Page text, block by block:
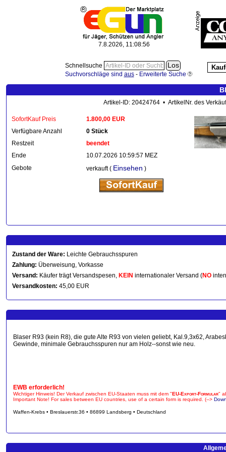
7.8.2026, 11:08:57
Schnellsuche
Suchvorschläge sind aus- Erweiterte Suche
Artikel-ID: 20424764 • ArtikelNr. des
SofortKauf Preis
1.800,00 EUR
Verfügbare Anzahl
0 Stück
Restzeit
beendet
Ende
10.07.2026 10:59:57 MEZ
Gebote
verkauft ( Einsehen )
Zustand der Ware: Leichte Gebrauchsspuren
Zahlung: Überweisung, Vorkasse
Versand: Käufer trägt Versandspesen, KEIN internationaler Versand (NO
Versandkosten: 45,00 EUR
Blaser R93 (kein R8), die gute Alte R93 von vielen geliebt, Kal.9,3x62,
Gewinde, minimale Gebrauchsspuren nur am Holz--sonst wie neu.
EWB erforderlich!
Wichtiger Hinweis! Der Verkauf zwischen EU-Staaten muss mit dem "EU-Export-Formular"
Important Note! For sales between EU countries, use of a certain form is required. (-->
Waffen-Krebs • Breslauerstr.36 • 86899 Landsberg • Deutschland